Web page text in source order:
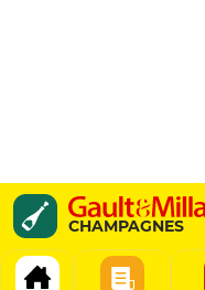
CHAMPAGNES
Blanc
Charles